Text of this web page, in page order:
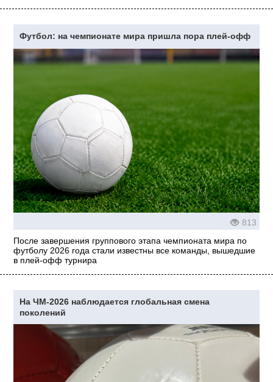
Футбол: на чемпионате мира пришла пора плей-офф
813
После завершения группового этапа чемпионата мира по
футболу 2026 года стали известны все команды, вышедшие
в плей-офф турнира
На ЧМ-2026 наблюдается глобальная смена
поколений